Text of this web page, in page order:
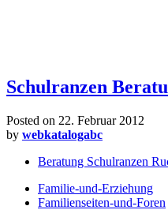
Schulranzen
Posted on 22. Februar 2012
by webkatalogabc
Beratung Schulranzen
Familie-und-Erziehung
Familienseiten-und-Foren